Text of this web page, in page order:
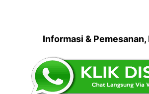
Informasi & Pemesanan,